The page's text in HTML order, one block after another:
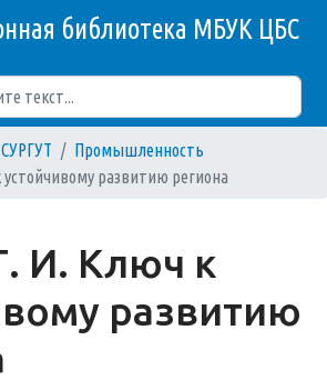
библиотека МБУК ЦБС
СУРГУТ
Промышленность
развитию региона
И. Ключ к
развитию